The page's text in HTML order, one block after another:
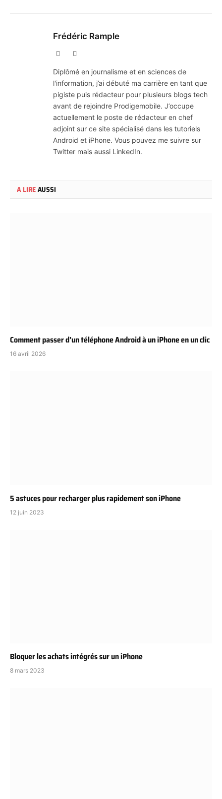
Frédéric Rample
Diplômé en journalisme et en sciences de
l'information, j’ai débuté ma carrière en tant que
pigiste puis rédacteur pour plusieurs blogs tech
avant de rejoindre Prodigemobile. J’occupe
actuellement le poste de rédacteur en chef
adjoint sur ce site spécialisé dans les tutoriels
Android et iPhone. Vous pouvez me suivre sur
Twitter mais aussi LinkedIn.
A LIREAUSSI
Comment passer d’un téléphone Android à un iPhone en un clic
16 avril 2026
5 astuces pour recharger plus rapidement son iPhone
12 juin 2023
Bloquer les achats intégrés sur un iPhone
8 mars 2023